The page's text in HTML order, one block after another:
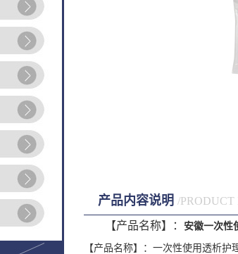
产品内容说明 /PRODUCT
【产品名称】： 安徽一次性
【产品名称】：一次性使用透析护